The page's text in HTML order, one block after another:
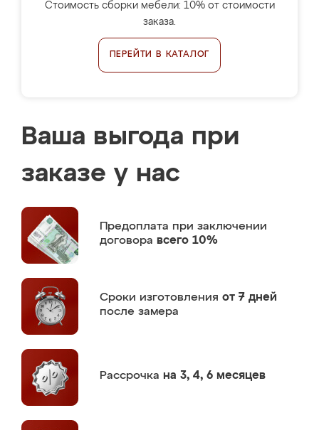
Стоимость сборки мебели: 10% от стоимости
заказа.
ПЕРЕЙТИ В КАТАЛОГ
Ваша выгода при
заказе у нас
Предоплата при заключении
договора всего 10%
Сроки изготовления от 7 дней
после замера
Рассрочка на 3, 4, 6 месяцев